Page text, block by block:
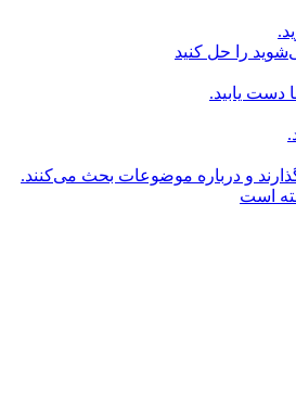
را حل کنید
دست یابید.
و درباره موضوعات بحث می‌کنند.
است